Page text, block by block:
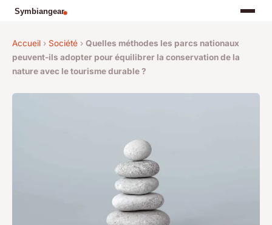
Accueil › Société › Quelles méthodes les parcs nationaux
peuvent-ils adopter pour équilibrer la conservation de la
nature avec le tourisme durable ?